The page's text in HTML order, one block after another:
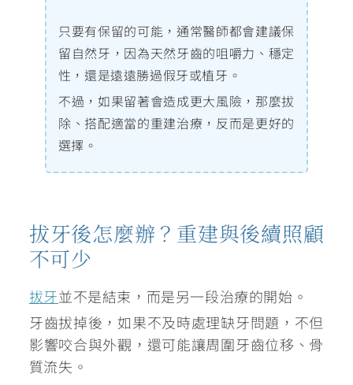
只要有保留的可能，通常醫師都會建議保
留自然牙，因為天然牙齒的咀嚼力、穩定
性，還是遠遠勝過假牙或植牙。
不過，如果留著會造成更大風險，那麼拔
除、搭配適當的重建治療，反而是更好的
選擇。
拔牙後怎麼辦？重建與後續照顧
不可少
拔牙並不是結束，而是另一段治療的開始。
牙齒拔掉後，如果不及時處理缺牙問題，不但
影響咬合與外觀，還可能讓周圍牙齒位移、骨
質流失。